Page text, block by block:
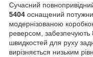
Сучасний
5404 оснащений
модернізованою
реверсом,
швидкостей для руху
вирізняється низьким